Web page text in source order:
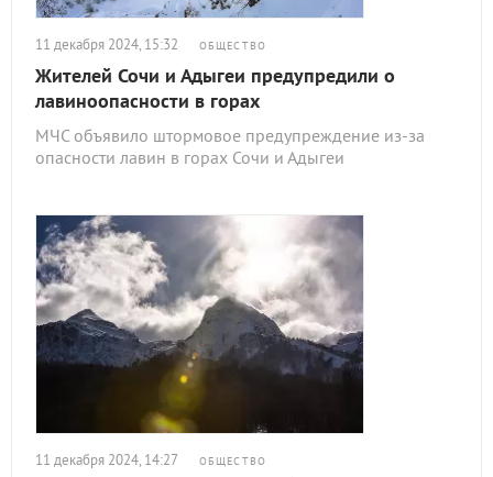
11 декабря 2024, 15:32 ОБЩЕСТВО
Жителей Сочи и Адыгеи предупредили о
лавиноопасности в горах
МЧС объявило штормовое предупреждение из-за
опасности лавин в горах Сочи и Адыгеи
11 декабря 2024, 14:27 ОБЩЕСТВО